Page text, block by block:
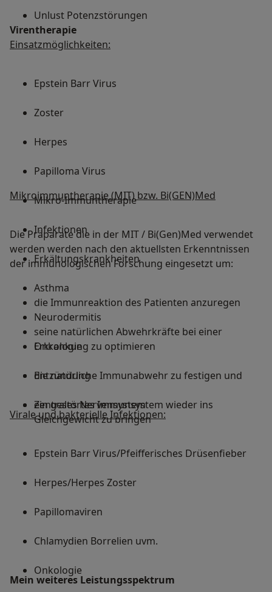
Unlust Potenzstörungen
Virentherapie
Einsatzmöglichkeiten:
Epstein Barr Virus
Zoster
Herpes
Papilloma Virus
Mikro-Immuntherapie
Infektionen
Erkältungskrankheiten
Asthma
Neurodermitis
Onkologie
Entzündung
Zentrales Nervensystem
Mikroimmuntherapie (MIT) bzw. Bi(GEN)Med
Die Präparate die in der MIT / Bi(Gen)Med verwendet
werden werden nach den aktuellsten Erkenntnissen
der immunologischen Forschung eingesetzt um:
die Immunreaktion des Patienten anzuregen
seine natürlichen Abwehrkräfte bei einer
Erkrankung zu optimieren
die natürliche Immunabwehr zu festigen und
ein gestörtes Immunsystem wieder ins
Gleichgewicht zu bringen
Virale und bakterielle Infektionen:
Epstein Barr Virus/Pfeifferisches Drüsenfieber
Herpes/Herpes Zoster
Papillomaviren
Chlamydien Borrelien uvm.
Onkologie
Mein weiteres Leistungs­spektrum